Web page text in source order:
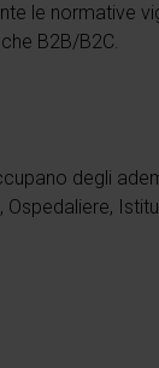
le normative
B2B/B2C.
degli
Ospedaliere,